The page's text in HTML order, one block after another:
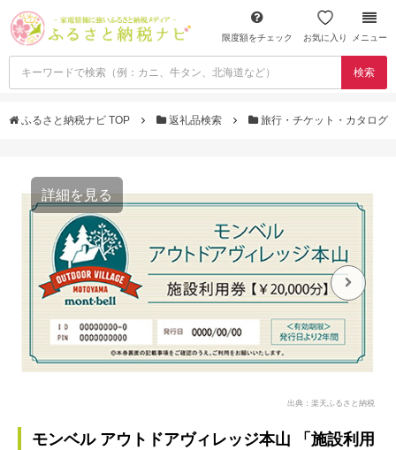
限度額をチェック お気に入り メニュー
検索
ふるさと納税ナビ TOP 返礼品検索 旅行・チケット・カタログ
詳細を見る
出典：楽天ふるさと納税
モンベル アウトドアヴィレッジ本山 「施設利用